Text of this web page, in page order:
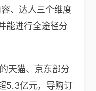
、达人三个维度
能进行全途径分
天猫、京东部分
5.3亿元，导购订